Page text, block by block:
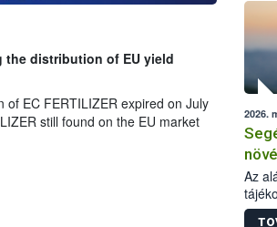
the distribution of EU yield
EC FERTILIZER expired on July
still found on the EU market
2026.
Az